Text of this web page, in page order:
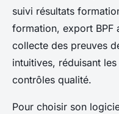
suivi résultats
formation, export BPF
collecte des preuves
intuitives, réduisant
contrôles qualité.
Pour choisir son